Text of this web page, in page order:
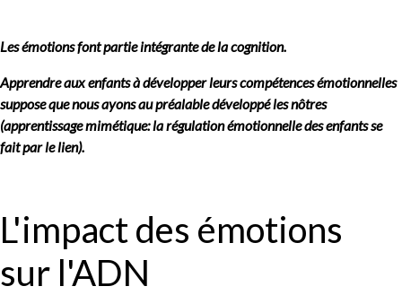
Les émotions font partie intégrante de la cognition.
Apprendre aux enfants à développer leurs compétences émotionnelles
suppose que nous ayons au préalable développé les nôtres
(apprentissage mimétique: la régulation émotionnelle des enfants se
fait par le lien).
L'impact des émotions
sur l'ADN